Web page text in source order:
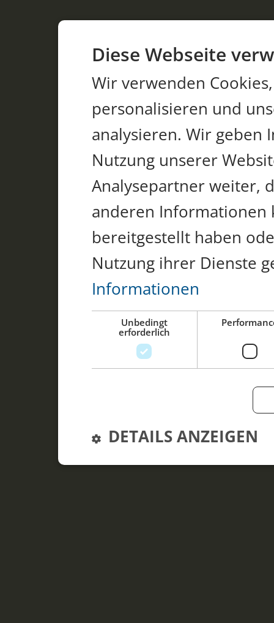
Diese Webseite
Wir verwenden
personalisieren und
analysieren. Wir
Nutzung unserer
Analysepartner weiter,
anderen Informationen
bereitgestellt haben
Nutzung ihrer Dienste
Informationen
Unbedingt
erforderlich
DETAILS ANZEIGEN